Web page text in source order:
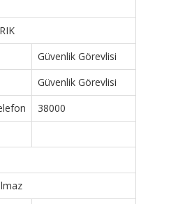
Güvenlik Görevlisi
Güvenlik Görevlisi
38000